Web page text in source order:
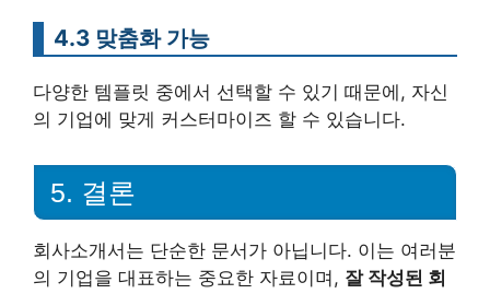
4.3 맞춤화 가능
다양한 템플릿 중에서 선택할 수 있기 때문에, 자신
의 기업에 맞게 커스터마이즈 할 수 있습니다.
5. 결론
회사소개서는 단순한 문서가 아닙니다. 이는 여러분
의 기업을 대표하는 중요한 자료이며, 잘 작성된 회